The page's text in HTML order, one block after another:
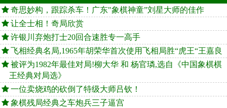
奇思妙构，跟踪杀车！广东"象棋神童”刘星大师的佳作
让全士相！奇局欣赏
许银川弃炮打士20回合速胜专一高手
飞相经典名局,1965年胡荣华首次使用飞相局胜“虎王“王嘉良
被评为1982年最佳对局!柳大华 和 杨官璘,选自《中国象棋棋
王经典对局选》
一位卖烧鸡的砍倒了特级大师吕钦！
象棋残局经典之车炮兵三子逼宫